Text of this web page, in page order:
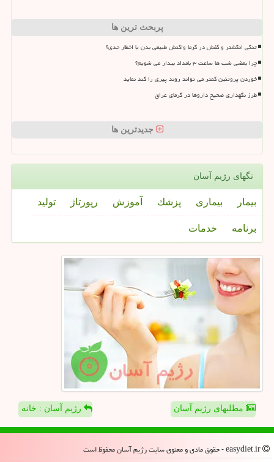
پربحث ترین ها
تنگی انگشتر و کفش در گرما واکنش طبیعی بدن یا اخطار جدی؟
چرا بعضی شب ها ساعت ۳ بامداد بیدار می شویم؟
خوردن پروتئین کمتر می تواند روند پیری را کند نماید
طرز نگهداری صحیح داروها در گرمای عراق
جدیدترین ها
تگهای رژیم آسان
بیمار بیماری پزشك آموزش رپورتاژ تولید
برنامه خدمات
مطلبهای رژیم آسان رژیم آسان : خانه